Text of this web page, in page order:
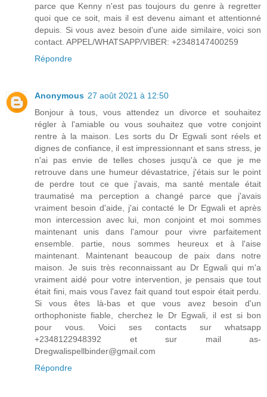
parce que Kenny n'est pas toujours du genre à regretter
quoi que ce soit, mais il est devenu aimant et attentionné
depuis. Si vous avez besoin d'une aide similaire, voici son
contact. APPEL/WHATSAPP/VIBER: +2348147400259
Répondre
Anonymous 27 août 2021 à 12:50
Bonjour à tous, vous attendez un divorce et souhaitez
régler à l'amiable ou vous souhaitez que votre conjoint
rentre à la maison. Les sorts du Dr Egwali sont réels et
dignes de confiance, il est impressionnant et sans stress, je
n'ai pas envie de telles choses jusqu'à ce que je me
retrouve dans une humeur dévastatrice, j'étais sur le point
de perdre tout ce que j'avais, ma santé mentale était
traumatisé ma perception a changé parce que j'avais
vraiment besoin d'aide, j'ai contacté le Dr Egwali et après
mon intercession avec lui, mon conjoint et moi sommes
maintenant unis dans l'amour pour vivre parfaitement
ensemble. partie, nous sommes heureux et à l'aise
maintenant. Maintenant beaucoup de paix dans notre
maison. Je suis très reconnaissant au Dr Egwali qui m'a
vraiment aidé pour votre intervention, je pensais que tout
était fini, mais vous l'avez fait quand tout espoir était perdu.
Si vous êtes là-bas et que vous avez besoin d'un
orthophoniste fiable, cherchez le Dr Egwali, il est si bon
pour vous. Voici ses contacts sur whatsapp
+2348122948392 et sur mail as-
Dregwalispellbinder@gmail.com
Répondre